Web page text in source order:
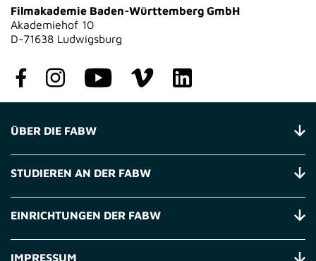
Filmakademie Baden-Württemberg GmbH
Akademiehof 10
D-71638 Ludwigsburg
ÜBER DIE FABW
STUDIEREN AN DER FABW
EINRICHTUNGEN DER FABW
IMPRESSUM